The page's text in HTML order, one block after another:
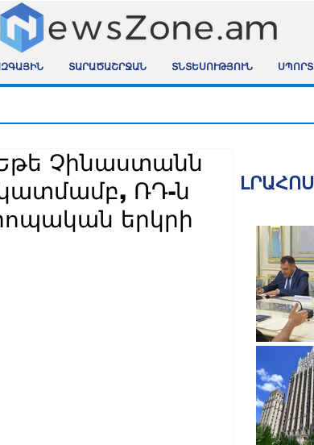
ՏԱՐԱԾԱՇՐՋԱՆ ՏՆՏԵՍՈՒԹՅՈՒՆ ՍՊՈՐՏ
Չինաստանն
ՌԴ-ն
երկրի
ԼՐԱՀՈՍ